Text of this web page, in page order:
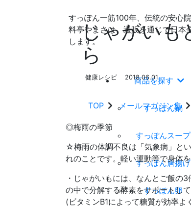
すっぽん一筋100年、伝統の安心院
料亭やまさは、通販を通じて日本
します。
商品を探す
すっぽん鍋
すっぽんスープ
すっぽん唐揚げ
すっぽん卵
じゃがいも
ら
健康レシピ 2018.06.01
TOP メールマガジン集
◎梅雨の季節
☆梅雨の体調不良は「気象病」と
れのことです。軽い運動等で身体
・じゃがいもには、なんとご飯の
の中で分解する酵素をサポートし
(ビタミンB1によって糖質が効率